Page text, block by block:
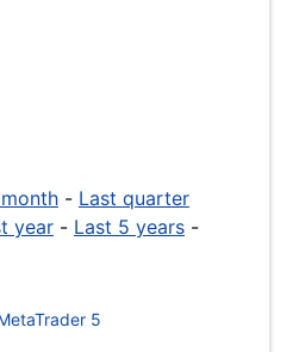
- Last quarter
year - Last 5 years -
5